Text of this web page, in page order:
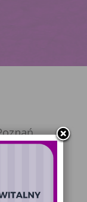
bez